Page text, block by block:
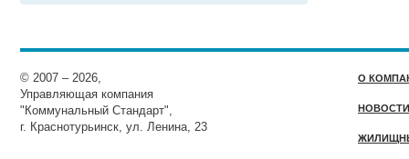
© 2007 – 2026,
Управляющая компания
"Коммунальный Стандарт",
г. Краснотурьинск, ул. Ленина, 23
О
НОВОСТИ